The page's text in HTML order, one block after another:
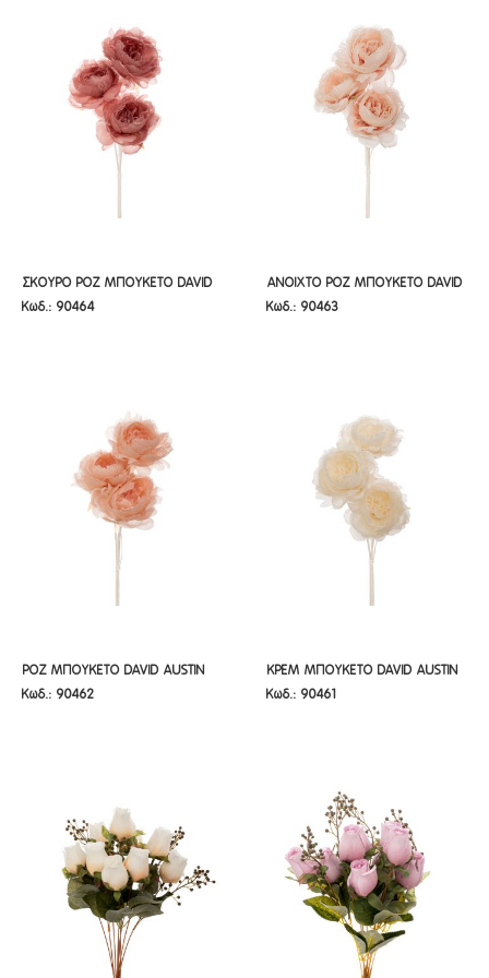
ΣΚΟΥΡΟ ΡΟΖ ΜΠΟΥΚΕΤΟ DAVID
AUSTIN ΤΡΙΑΝΤΑΦΥΛΛΟ Χ3 65ΕΚ.
ΣΚΟΥΡΟ ΡΟΖ ΜΠΟΥΚΕΤΟ DAVID
AUSTIN ΤΡΙΑΝΤΑΦΥΛΛΟ Χ3 65ΕΚ.
Κωδ.: 90464
ΑΝΟΙΧΤΟ ΡΟΖ ΜΠΟΥΚΕΤΟ DAVID
AUSTIN ΤΡΙΑΝΤΑΦΥΛΛΟ Χ3 65ΕΚ.
ΑΝΟΙΧΤΟ ΡΟΖ ΜΠΟΥΚΕΤΟ DAVID
AUSTIN ΤΡΙΑΝΤΑΦΥΛΛΟ Χ3 65ΕΚ.
Κωδ.: 90463
ΡΟΖ ΜΠΟΥΚΕΤΟ DAVID AUSTIN
ΤΡΙΑΝΤΑΦΥΛΛΟ Χ3 65ΕΚ.
ΡΟΖ ΜΠΟΥΚΕΤΟ DAVID AUSTIN
ΤΡΙΑΝΤΑΦΥΛΛΟ Χ3 65ΕΚ.
Κωδ.: 90462
ΚΡΕΜ ΜΠΟΥΚΕΤΟ DAVID AUSTIN
ΤΡΙΑΝΤΑΦΥΛΛΟ Χ3 65ΕΚ.
ΚΡΕΜ ΜΠΟΥΚΕΤΟ DAVID AUSTIN
ΤΡΙΑΝΤΑΦΥΛΛΟ Χ3 65ΕΚ.
Κωδ.: 90461